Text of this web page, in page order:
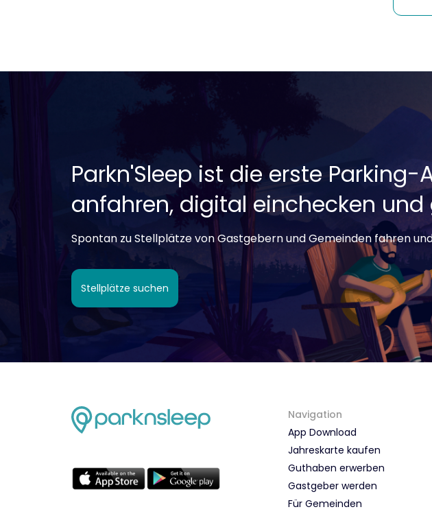
Parkn'Sleep ist die erste
anfahren, digital einchecken und
Spontan zu Stellplätze von Gastgebern und Gemeinden fahren
Stellplätze suchen
Navigation
App Download
Jahreskarte kaufen
Guthaben erwerben
Gastgeber werden
Für Gemeinden